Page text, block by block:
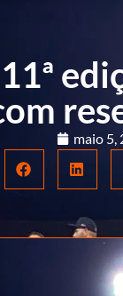
maio 5,